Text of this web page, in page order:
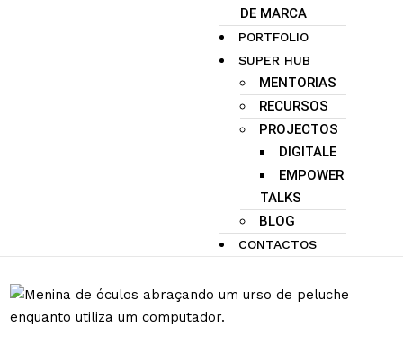
DE MARCA
PORTFOLIO
SUPER HUB
MENTORIAS
RECURSOS
PROJECTOS
DIGITALE
EMPOWER
TALKS
BLOG
CONTACTOS